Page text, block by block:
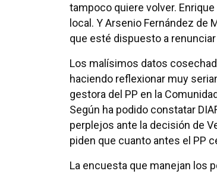
tampoco quiere volver.
local. Y Arsenio Fernández de
que esté dispuesto a
Los malísimos datos
haciendo reflexionar muy
gestora del PP en la
Según ha podido constatar
perplejos ante la decisión de
piden que cuanto antes el PP
La encuesta que manejan los